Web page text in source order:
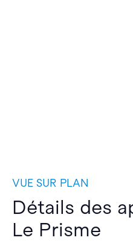
VUE SUR PLAN
Détails des
Le Prisme